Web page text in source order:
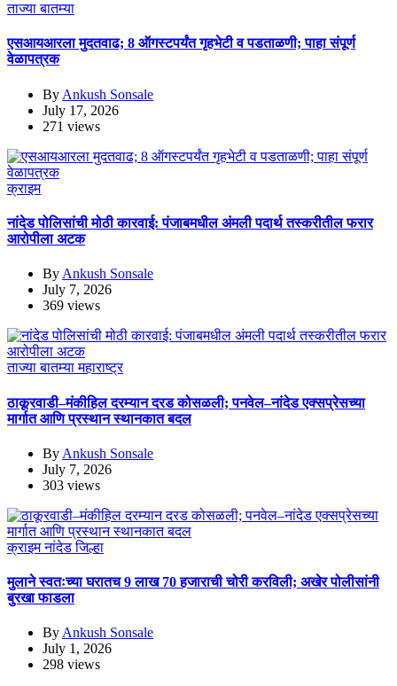
ताज्या बातम्या
एसआयआरला मुदतवाढ; 8 ऑगस्टपर्यंत गृहभेटी व पडताळणी; पाहा संपूर्ण
वेळापत्रक
By Ankush Sonsale
July 17, 2026
271 views
क्राइम
नांदेड पोलिसांची मोठी कारवाई: पंजाबमधील अंमली पदार्थ तस्करीतील फरार
आरोपीला अटक
By Ankush Sonsale
July 7, 2026
369 views
ताज्या बातम्यामहाराष्ट्र
ठाकूरवाडी–मंकीहिल दरम्यान दरड कोसळली; पनवेल–नांदेड एक्सप्रेसच्या
मार्गात आणि प्रस्थान स्थानकात बदल
By Ankush Sonsale
July 7, 2026
303 views
क्राइमनांदेड जिल्हा
मुलाने स्वतःच्या घरातच 9 लाख 70 हजाराची चोरी करविली; अखेर पोलीसांनी
बुरखा फाडला
By Ankush Sonsale
July 1, 2026
298 views